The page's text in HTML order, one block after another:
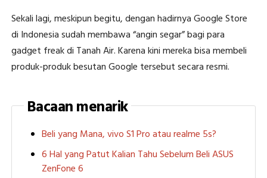
Sekali lagi, meskipun begitu, dengan hadirnya Google Store
di Indonesia sudah membawa “angin segar” bagi para
gadget freak di Tanah Air. Karena kini mereka bisa membeli
produk-produk besutan Google tersebut secara resmi.
Bacaan menarik
Beli yang Mana, vivo S1 Pro atau realme 5s?
6 Hal yang Patut Kalian Tahu Sebelum Beli ASUS
ZenFone 6